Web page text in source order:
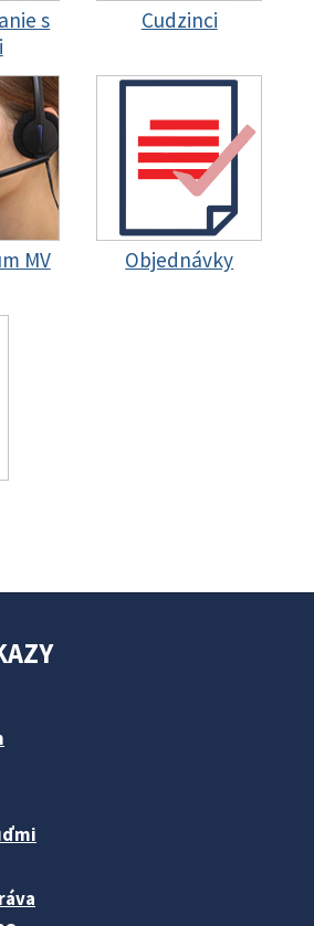
s
Cudzinci
MV
Objednávky